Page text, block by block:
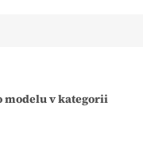
modelu v kategorii